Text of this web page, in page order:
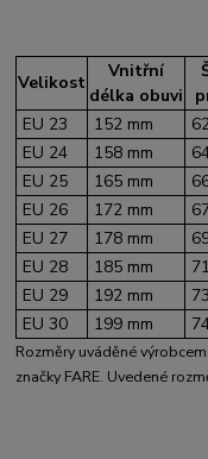
Velikost
Vnitřní
délka obuvi
EU 23
152 mm
EU 24
158 mm
EU 25
165 mm
EU 26
172 mm
EU 27
178 mm
EU 28
185 mm
EU 29
192 mm
EU 30
199 mm
Rozměry uváděné
značky FARE. Uvedené